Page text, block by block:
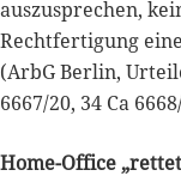
auszusprechen,
Rechtfertigung
(ArbG Berlin,
6667/20, 34 Ca
Home-Office